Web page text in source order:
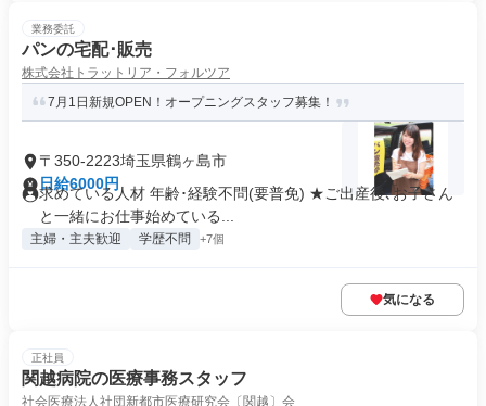
業務委託
パンの宅配･販売
株式会社トラットリア・フォルツア
7月1日新規OPEN！オープニングスタッフ募集！
〒350-2223埼玉県鶴ヶ島市
日給6000円
求めている人材 年齢･経験不問(要普免) ★ご出産後､お子さん
と一緒にお仕事始めている...
主婦・主夫歓迎 学歴不問 +7個
気になる
正社員
関越病院の医療事務スタッフ
社会医療法人社団新都市医療研究会〔関越〕会